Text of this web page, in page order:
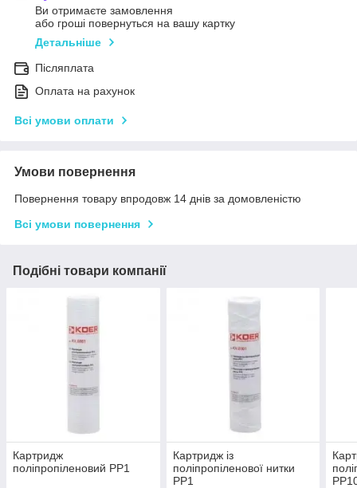
Ви отримаєте замовлення
або гроші повернуться на вашу картку
Детальніше
Післяплата
Оплата на рахунок
Всі умови оплати
Умови повернення
Повернення товару впродовж 14 днів за домовленістю
Всі умови повернення
Подібні товари компанії
Картридж
поліпропіленовий PP1
Картридж із
поліпропіленової нитки
PP1